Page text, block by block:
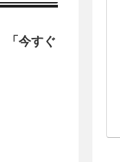
「今すぐ